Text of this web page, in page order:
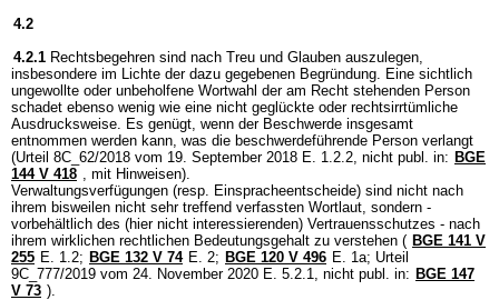
4.2
4.2.1 Rechtsbegehren sind nach Treu und Glauben auszulegen,
insbesondere im Lichte der dazu gegebenen Begründung. Eine sichtlich
ungewollte oder unbeholfene Wortwahl der am Recht stehenden Person
schadet ebenso wenig wie eine nicht geglückte oder rechtsirrtümliche
Ausdrucksweise. Es genügt, wenn der Beschwerde insgesamt
entnommen werden kann, was die beschwerdeführende Person verlangt
(Urteil 8C_62/2018 vom 19. September 2018 E. 1.2.2, nicht publ. in: BGE
144 V 418 , mit Hinweisen).
Verwaltungsverfügungen (resp. Einspracheentscheide) sind nicht nach
ihrem bisweilen nicht sehr treffend verfassten Wortlaut, sondern -
vorbehältlich des (hier nicht interessierenden) Vertrauensschutzes - nach
ihrem wirklichen rechtlichen Bedeutungsgehalt zu verstehen ( BGE 141 V
255 E. 1.2; BGE 132 V 74 E. 2; BGE 120 V 496 E. 1a; Urteil
9C_777/2019 vom 24. November 2020 E. 5.2.1, nicht publ. in: BGE 147
V 73 ).